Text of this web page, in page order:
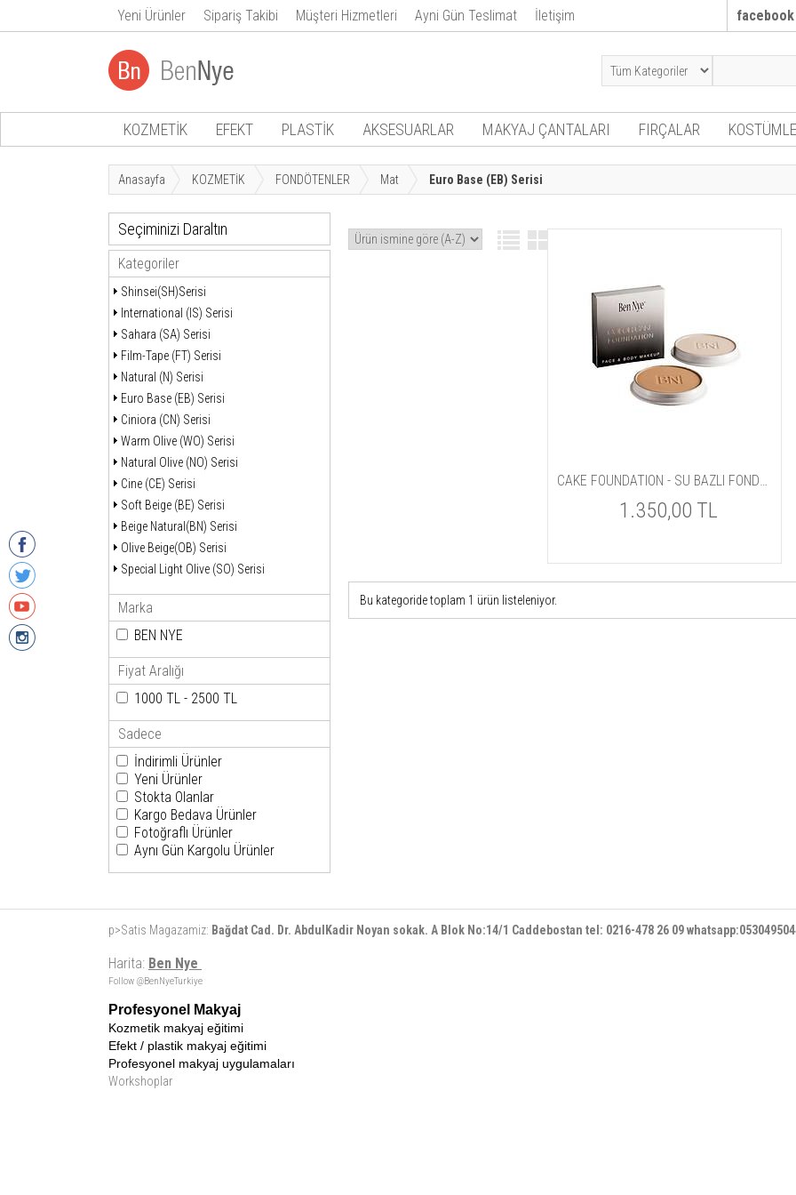
Yeni Ürünler Sipariş Takibi Müşteri Hizmetleri Ayni Gün Teslimat İletişim facebook
KOZMETİK EFEKT PLASTİK AKSESUARLAR MAKYAJ ÇANTALARI FIRÇALAR
Anasayfa KOZMETİK FONDÖTENLER Mat Euro Base (EB) Serisi
Seçiminizi Daraltın
Kategoriler
Shinsei(SH)Serisi
International (IS) Serisi
Sahara (SA) Serisi
Film-Tape (FT) Serisi
Natural (N) Serisi
Euro Base (EB) Serisi
Ciniora (CN) Serisi
Warm Olive (WO) Serisi
Natural Olive (NO) Serisi
Cine (CE) Serisi
Soft Beige (BE) Serisi
Beige Natural(BN) Serisi
Olive Beige(OB) Serisi
Special Light Olive (SO) Serisi
Marka
BEN NYE
Fiyat Aralığı
1000 TL - 2500 TL
Sadece
İndirimli Ürünler
Yeni Ürünler
Stokta Olanlar
Kargo Bedava Ürünler
Fotoğraflı Ürünler
Aynı Gün Kargolu Ürünler
CAKE FOUNDATION - SU BAZLI FONDÖTEN 28gr.
1.350,00 TL
Bu kategoride toplam 1 ürün listeleniyor.
p>Satis Magazamiz: Bağdat Cad. Dr. AbdulKadir Noyan sokak. A Blok No:14/1 Caddebostan tel: 0216-478 26 09
Harita: Ben Nye
Follow @BenNyeTurkiye
Profesyonel Makyaj
Kozmetik makyaj eğitimi
Efekt / plastik makyaj eğitimi
Profesyonel makyaj uygulamaları
Workshoplar